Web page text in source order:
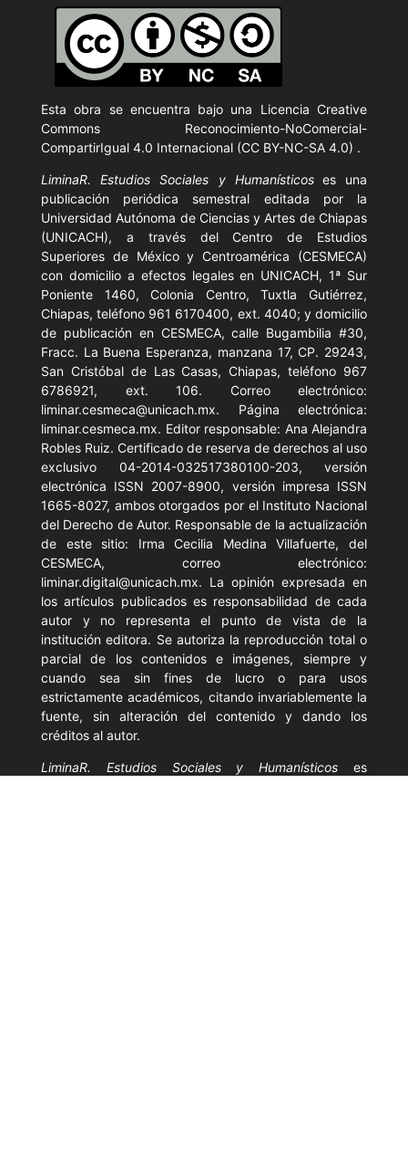
Esta obra se encuentra bajo una Licencia Creative
Commons Reconocimiento-NoComercial-
CompartirIgual 4.0 Internacional (CC BY-NC-SA 4.0) .
LiminaR. Estudios Sociales y Humanísticos es una
publicación periódica semestral editada por la
Universidad Autónoma de Ciencias y Artes de Chiapas
(UNICACH), a través del Centro de Estudios
Superiores de México y Centroamérica (CESMECA)
con domicilio a efectos legales en UNICACH, 1ª Sur
Poniente 1460, Colonia Centro, Tuxtla Gutiérrez,
Chiapas, teléfono 961 6170400, ext. 4040; y domicilio
de publicación en CESMECA, calle Bugambilia #30,
Fracc. La Buena Esperanza, manzana 17, CP. 29243,
San Cristóbal de Las Casas, Chiapas, teléfono 967
6786921, ext. 106. Correo electrónico:
liminar.cesmeca@unicach.mx. Página electrónica:
liminar.cesmeca.mx. Editor responsable: Ana Alejandra
Robles Ruiz. Certificado de reserva de derechos al uso
exclusivo 04-2014-032517380100-203, versión
electrónica ISSN 2007-8900, versión impresa ISSN
1665-8027, ambos otorgados por el Instituto Nacional
del Derecho de Autor. Responsable de la actualización
de este sitio: Irma Cecilia Medina Villafuerte, del
CESMECA, correo electrónico:
liminar.digital@unicach.mx. La opinión expresada en
los artículos publicados es responsabilidad de cada
autor y no representa el punto de vista de la
institución editora. Se autoriza la reproducción total o
parcial de los contenidos e imágenes, siempre y
cuando sea sin fines de lucro o para usos
estrictamente académicos, citando invariablemente la
fuente, sin alteración del contenido y dando los
créditos al autor.
LiminaR. Estudios Sociales y Humanísticos es